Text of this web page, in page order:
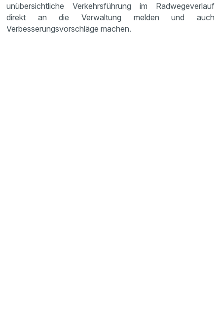
unübersichtliche Verkehrsführung im Radwegeverlauf
direkt an die Verwaltung melden und auch
Verbesserungsvorschläge machen.